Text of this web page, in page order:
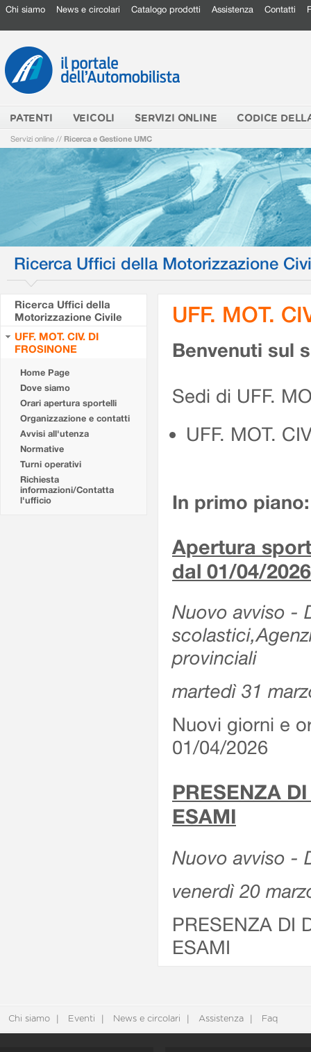
Chi siamo News e circolari Catalogo prodotti Assistenza Contatti
PATENTI VEICOLI SERVIZI ONLINE CODICE
Servizi online // Ricerca e Gestione UMC
Ricerca Uffici della Motorizzazione
Ricerca Uffici della
Motorizzazione Civile
UFF. MOT. CIV. DI
FROSINONE
Home Page
Dove siamo
Orari apertura sportelli
Organizzazione e contatti
Avvisi all'utenza
Normative
Turni operativi
Richiesta
informazioni/Contatta
l'ufficio
UFF. MOT.
Benvenuti sul
Sedi di UFF.
UFF. MOT.
In primo piano:
Apertura
dal 01/04/2026
Nuovo avviso -
provinciali
martedì 31
Nuovi giorni e
01/04/2026
PRESENZA
ESAMI
Nuovo avviso -
venerdì 20
PRESENZA DI
ESAMI
Chi siamo Eventi News e circolari Assistenza Faq